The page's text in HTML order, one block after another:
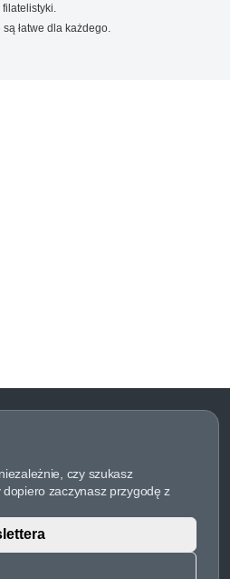
łatwe dla każdego.
czy szukasz
zaczynasz przygodę z